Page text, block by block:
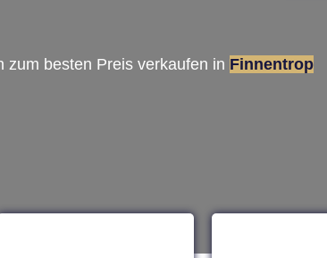
zum besten Preis verkaufen in Finnentrop